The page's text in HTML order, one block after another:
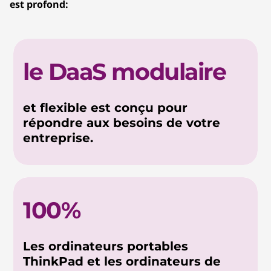
est profond:
le DaaS modulaire
et flexible est conçu pour
répondre aux besoins de votre
entreprise.
100%
Les ordinateurs portables
ThinkPad et les ordinateurs de